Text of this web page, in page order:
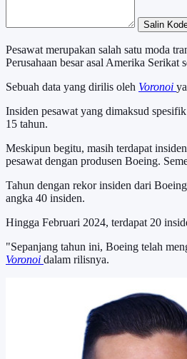
Salin
Pesawat merupakan salah satu moda
Perusahaan besar asal Amerika
Sebuah data yang dirilis oleh Voronoi
Insiden pesawat yang dimaksud
15 tahun.
Meskipun begitu, masih terdapat
pesawat dengan produsen Boeing.
Tahun dengan rekor insiden dari
angka 40 insiden.
Hingga Februari 2024, terdapat 20
"Sepanjang tahun ini, Boeing telah
Voronoi dalam rilisnya.